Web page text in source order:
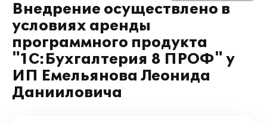
Внедрение осуществлено в
условиях аренды
программного продукта
"1С:Бухгалтерия 8 ПРОФ" у
ИП Емельянова Леонида
Данииловича